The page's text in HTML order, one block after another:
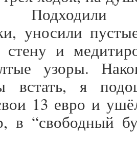
Подходили
уносили
стену и
узоры.
встать, я
13 евро и
в “свободный